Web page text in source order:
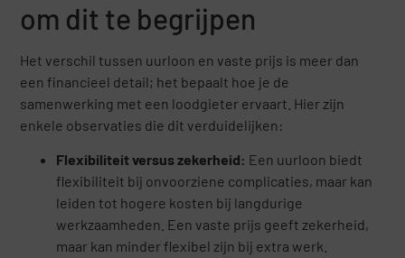
om dit te begrijpen
Het verschil tussen uurloon en vaste prijs is meer dan
een financieel detail; het bepaalt hoe je de
samenwerking met een loodgieter ervaart. Hier zijn
enkele observaties die dit verduidelijken:
Flexibiliteit versus zekerheid: Een uurloon biedt
flexibiliteit bij onvoorziene complicaties, maar kan
leiden tot hogere kosten bij langdurige
werkzaamheden. Een vaste prijs geeft zekerheid,
maar kan minder flexibel zijn bij extra werk.